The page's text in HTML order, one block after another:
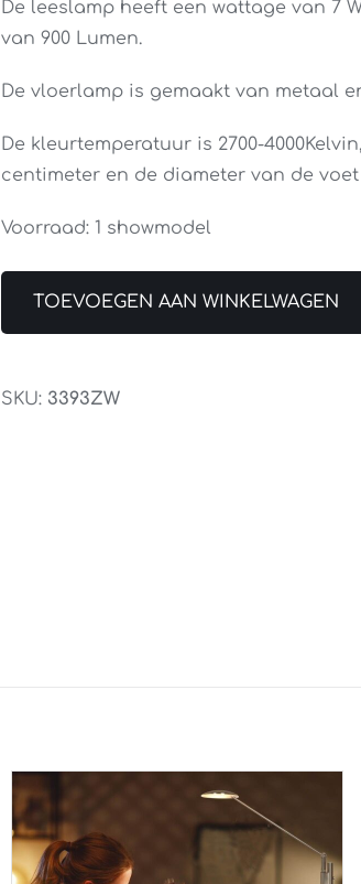
De leeslamp heeft een wattage van 7
van 900 Lumen.
De vloerlamp is gemaakt van metaal
De kleurtemperatuur is 2700-
centimeter en de diameter van de voet
Voorraad: 1 showmodel
TOEVOEGEN AAN WINKELWAGEN
SKU: 3393ZW